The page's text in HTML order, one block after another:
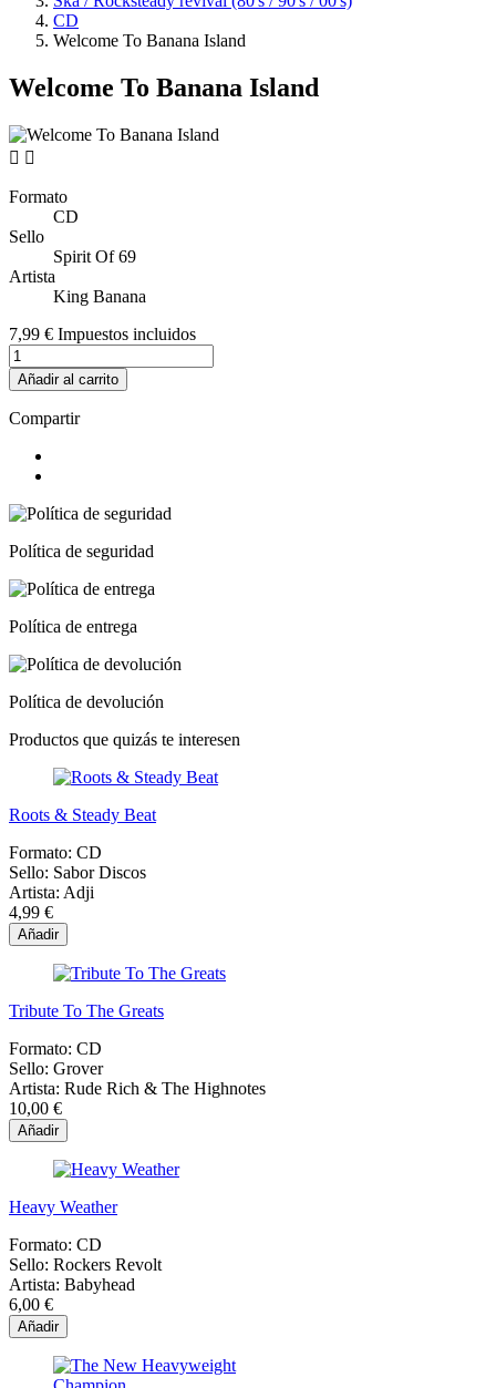
CD
Welcome To Banana Island
Welcome To Banana Island
 
Formato
CD
Sello
Spirit Of 69
Artista
King Banana
7,99 € Impuestos incluidos
Añadir al carrito
Compartir
Política de seguridad
Política de entrega
Política de devolución
Productos que quizás te interesen
Roots & Steady Beat
Formato: CD
Sello: Sabor Discos
Artista: Adji
4,99 €
Añadir
Tribute To The Greats
Formato: CD
Sello: Grover
Artista: Rude Rich & The Highnotes
10,00 €
Añadir
Heavy Weather
Formato: CD
Sello: Rockers Revolt
Artista: Babyhead
6,00 €
Añadir